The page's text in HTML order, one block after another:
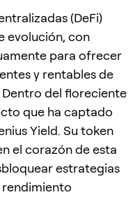
(DeFi)
evolución, con
para ofrecer
y rentables de
del floreciente
que ha captado
Yield. Su token
el corazón de esta
estrategias